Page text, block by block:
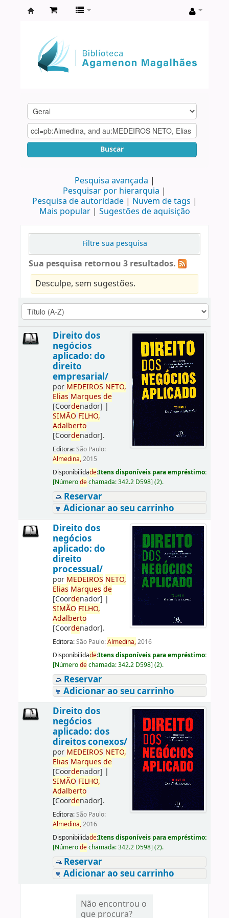
Agamenon
Magalhães
Buscar
Pesquisa avançada
Pesquisar por hierarquia
Pesquisa de autoridade
Nuvem de tags
Mais popular
Sugestões de aquisição
Filtre sua pesquisa
Sua pesquisa retornou 3 resultados.
Desculpe, sem sugestões.
Direito dos
negócios
aplicado: do
direito
empresarial/
por MEDEIROS NETO,
Elias Marques de
[Coordenador] |
SIMÃO FILHO,
Adalberto
[Coordenador].
Editora:São Paulo:
Almedina,2015
Disponibilidade:Itens disponíveis para empréstimo:
[Númerodechamada:342.2 D598] (2).
Reservar
Adicionar ao seu carrinho
Direito dos
negócios
aplicado: do
direito
processual/
por MEDEIROS NETO,
Elias Marques de
[Coordenador] |
SIMÃO FILHO,
Adalberto
[Coordenador].
Editora:São Paulo:Almedina,2016
Disponibilidade:Itens disponíveis para empréstimo:
[Númerodechamada:342.2 D598] (2).
Reservar
Adicionar ao seu carrinho
Direito dos
negócios
aplicado: dos
direitos conexos/
por MEDEIROS NETO,
Elias Marques de
[Coordenador] |
SIMÃO FILHO,
Adalberto
[Coordenador].
Editora:São Paulo:
Almedina,2016
Disponibilidade:Itens disponíveis para empréstimo:
[Númerodechamada:342.2 D598] (2).
Reservar
Adicionar ao seu carrinho
Não encontrou o
que procura?